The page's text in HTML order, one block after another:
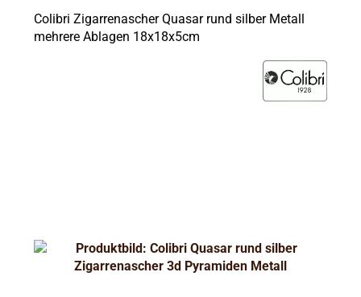
Colibri Zigarrenascher Quasar rund silber Metall
mehrere Ablagen 18x18x5cm